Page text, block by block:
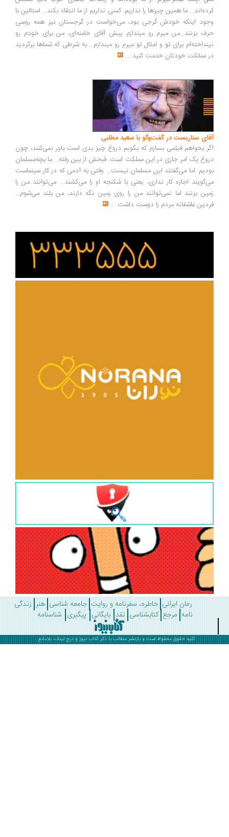
ما همین چیزها را نداریم. کسی نداریم از ما انتقاد بکند... استالین با
اینکه خودش گرجی بود، می‌خواست در گرجستان نیز همه روسی
بزنند...من میرم رو میندازم پیش آقای خامنه‌ای، من برای خودم رو
برای تو و امثال تو میرم رو میندازم... به شرطی که شماها برگردید
مملکت خودتان خدمت کنید...
سناریست در گفت‌وگو با سعید مطلبی
بخواهم فیلمی بسازم که بگویم دروغ چیز بدی است باور نمی‌کنند، چون
یک امر جاری در این مملکت است. قبحش از بین رفته... ما بچه‌مسلمان
اما می‌گفتند این مسلمان نیست... وقتی به آدمی که در کار سینماست
اجازه کار نداری، یعنی با شکنجه او را می‌کشند... می‌توانند من را
بزنند اما نمی‌توانند من را روی زمین نگه دارند، من بلند می‌شوم...
عاشقانه مردم را دوست داشت ...
رمان ایرانی خاطره، سفرنامه و روایت جامعه شناسی هنر زندگی
مرجع کتابشناسی نقد بایگانی پیگیری شناسنامه
کلیه حقوق محفوظ است و بازنشر مطالب با ذکرکتاب نیوزو درج لینک، بلامانع .